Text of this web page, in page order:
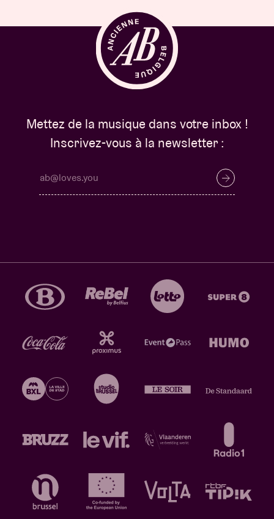
Mettez de la musique dans votre inbox !
Inscrivez-vous à la newsletter :